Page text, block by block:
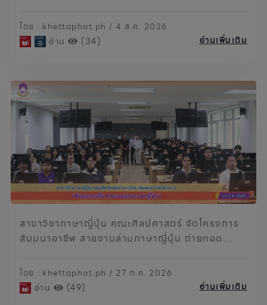
โดย : khettaphat.ph / 4 ส.ค. 2026
อ่าน (34) อ่านเพิ่มเติม
สาขาวิชาภาษาญี่ปุ่น คณะศิลปศาสตร์ จัดโครงการ
สัมมนาอาชีพ สายงานล่ามภาษาญี่ปุ่น ถ่ายทอด
ทำงาน
โดย : khettaphat.ph / 27 ก.ค. 2026
อ่าน (49) อ่านเพิ่มเติม